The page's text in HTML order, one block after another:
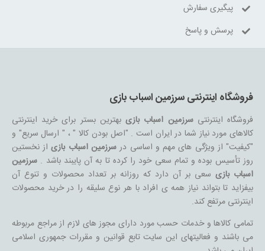
پیگیری سفارش
پرسش و پاسخ
فروشگاه اینترنتی سرزمین اسباب بازی
فروشگاه اینترنتیسرزمین اسباب بازیبهترین بستر برای خرید اینترنتی
کالاهای مورد نیاز شما در ایران است . "اصل بودن کالا " ، " ارسال سریع" و
"کیفیت" از ویژگی های مهم و اساسی در سرزمین اسباب بازیاز نخستین
روز تأسیس بوده و تمام سعی خود را کرده تا به آن پایبند باشد .سرزمین
اسباب بازیسعی بر آن دارد که روزانه بر تعداد محصولات و تنوع آن
بیفزاید تا بتواند نیاز همه ی افراد با هر نوع سلیقه را در خرید محصولات
اینترنتی مرتفع کند.
تمامی کالاها و خدمات حسب مورد دارای مجوز های لازم از مراجع مربوطه
می باشند و فعالیتهای این سایت تابع قوانین و مقررات جمهوری اسلامی